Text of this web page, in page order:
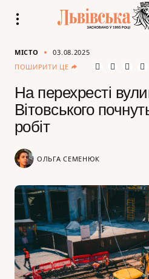
МІСТО
03.08.2025
ПОШИРИТИ ЦЕ
На перехресті
Вітовського
робіт
ОЛЬГА СЕМЕНЮК